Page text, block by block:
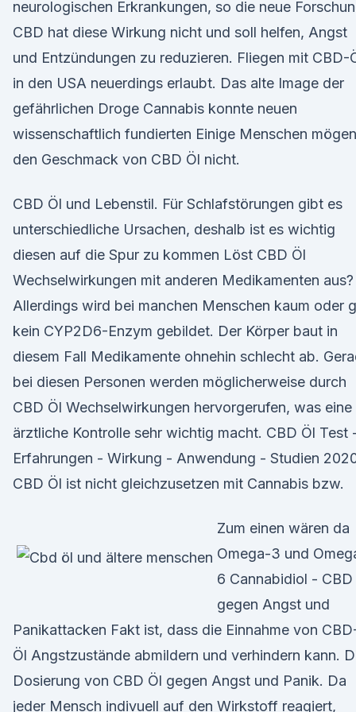
neurologischen Erkrankungen, so die neue
CBD hat diese Wirkung nicht und soll helfen, Angst
und Entzündungen zu reduzieren. Fliegen mit CBD-
in den USA neuerdings erlaubt. Das alte Image der
gefährlichen Droge Cannabis konnte neuen
wissenschaftlich fundierten Einige Menschen mögen
den Geschmack von CBD Öl nicht.
CBD Öl und Lebenstil. Für Schlafstörungen gibt es
unterschiedliche Ursachen, deshalb ist es wichtig
diesen auf die Spur zu kommen Löst CBD Öl
Wechselwirkungen mit anderen Medikamenten aus?
Allerdings wird bei manchen Menschen kaum oder
kein CYP2D6-Enzym gebildet. Der Körper baut in
diesem Fall Medikamente ohnehin schlecht ab.
bei diesen Personen werden möglicherweise durch
CBD Öl Wechselwirkungen hervorgerufen, was eine
ärztliche Kontrolle sehr wichtig macht. CBD Öl Test
Erfahrungen - Wirkung - Anwendung - Studien
CBD Öl ist nicht gleichzusetzen mit Cannabis bzw.
Zum einen wären da
Omega-3 und
6 Cannabidiol - CBD
gegen Angst und
Panikattacken Fakt ist, dass die Einnahme von
Öl Angstzustände abmildern und verhindern kann.
Dosierung von CBD Öl gegen Angst und Panik. Da
jeder Mensch indivuell auf den Wirkstoff reagiert,